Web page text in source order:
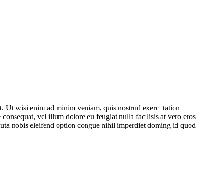
Ut wisi enim ad minim veniam, quis nostrud exerci tation
vel illum dolore eu feugiat nulla facilisis at vero eros
nobis eleifend option congue nihil imperdiet doming id quod